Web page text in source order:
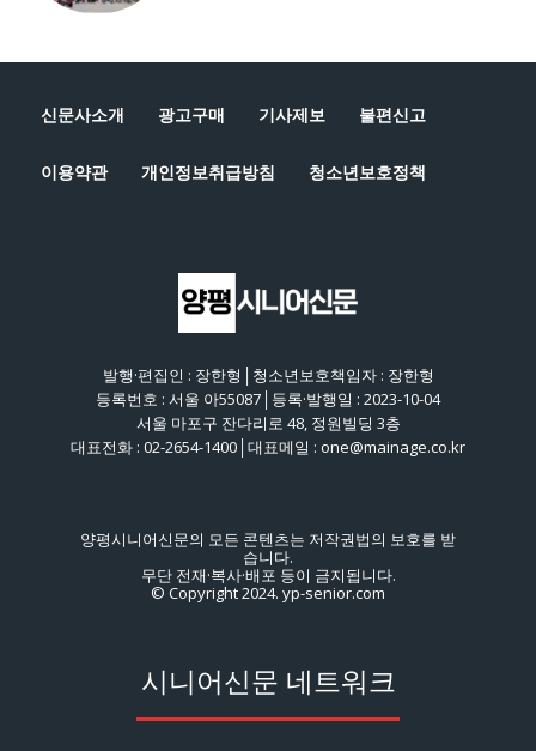
신문사소개 광고구매 기사제보 불편신고
이용약관 개인정보취급방침 청소년보호정책
발행·편집인 : 장한형│청소년보호책임자 : 장한형
등록번호 : 서울 아55087│등록·발행일 : 2023-10-04
서울 마포구 잔다리로 48, 정원빌딩 3층
대표전화 : 02-2654-1400│대표메일 : one@mainage.co.kr
양평시니어신문의 모든 콘텐츠는 저작권법의 보호를 받
습니다.
무단 전재·복사·배포 등이 금지됩니다.
© Copyright 2024. yp-senior.com
시니어신문 네트워크